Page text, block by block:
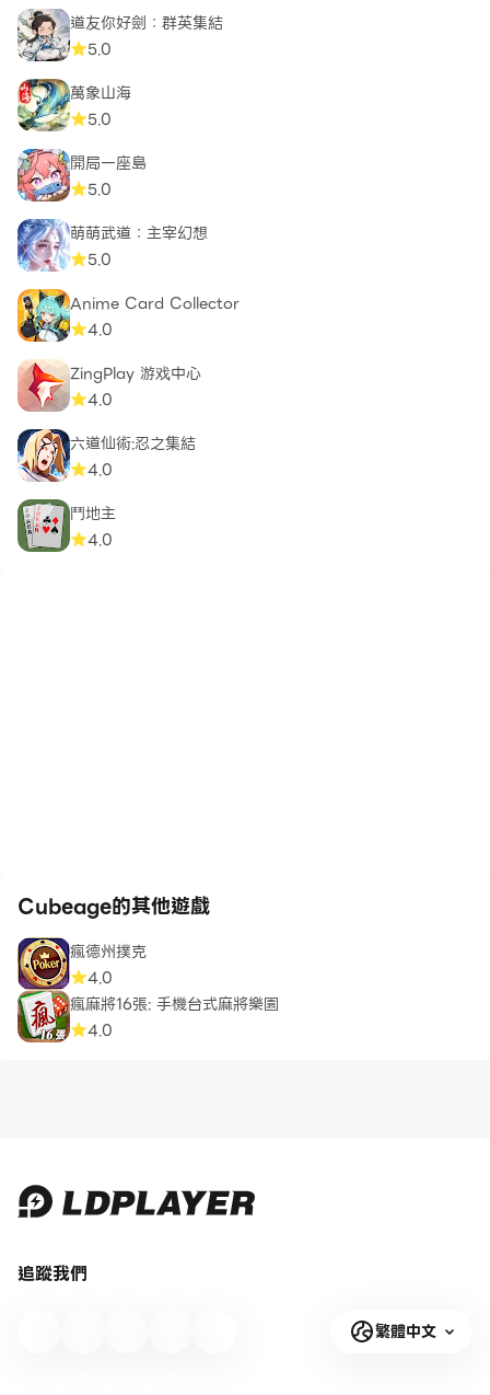
道友你好劍：群英集結
5.0
萬象山海
5.0
開局一座島
5.0
萌萌武道：主宰幻想
5.0
Anime Card Collector
4.0
ZingPlay 游戏中心
4.0
六道仙術:忍之集結
4.0
鬥地主
4.0
Cubeage的其他遊戲
瘋德州撲克
4.0
瘋麻將16張: 手機台式麻將樂園
4.0
追蹤我們
繁體中文